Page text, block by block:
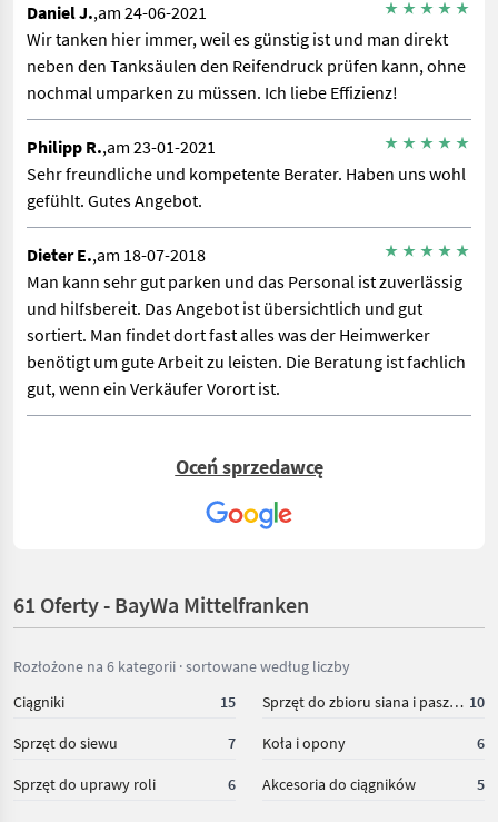
Daniel J.,am 24-06-2021
Wir tanken hier immer, weil es günstig ist und man direkt
neben den Tanksäulen den Reifendruck prüfen kann, ohne
nochmal umparken zu müssen. Ich liebe Effizienz!
Philipp R.,am 23-01-2021
Sehr freundliche und kompetente Berater. Haben uns wohl
gefühlt. Gutes Angebot.
Dieter E.,am 18-07-2018
Man kann sehr gut parken und das Personal ist zuverlässig
und hilfsbereit. Das Angebot ist übersichtlich und gut
sortiert. Man findet dort fast alles was der Heimwerker
benötigt um gute Arbeit zu leisten. Die Beratung ist fachlich
gut, wenn ein Verkäufer Vorort ist.
Oceń sprzedawcę
61 Oferty - BayWa Mittelfranken
Rozłożone na 6 kategorii · sortowane według liczby
Ciągniki
15 Sprzęt do zbioru siana i paszowy 10
Sprzęt do siewu 7 Koła i opony 6
Sprzęt do uprawy roli 6 Akcesoria do ciągników 5